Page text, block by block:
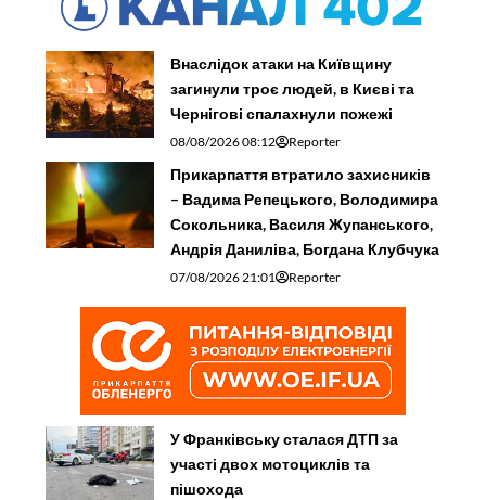
Внаслідок атаки на Київщину
загинули троє людей, в Києві та
Чернігові спалахнули пожежі
08/08/2026 08:12 Reporter
Прикарпаття втратило захисників
– Вадима Репецького, Володимира
Сокольника, Василя Жупанського,
Андрія Даниліва, Богдана Клубчука
07/08/2026 21:01 Reporter
У Франківську сталася ДТП за
участі двох мотоциклів та
пішохода